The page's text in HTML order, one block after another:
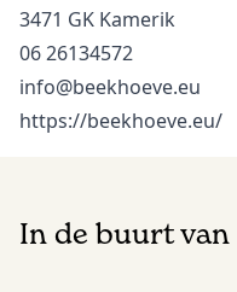
3471 GK Kamerik
06 26134572
info@beekhoeve.eu
https://beekhoeve.eu/
In de buurt van